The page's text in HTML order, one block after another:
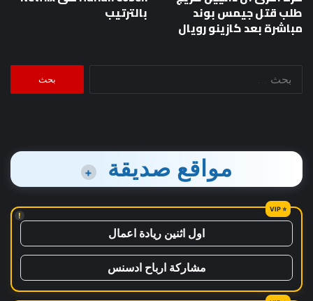
طلب قتل جيمس بوند
مباشرة بعد كازينو رويال
بالترتيب
البحث
مواقع صديقة +
!
اول اثنين ريادة اعمال
مشاركة ارباح ادسنس